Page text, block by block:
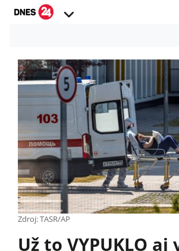
Zdroj: TASR/AP
Už to VYPUKLO aj